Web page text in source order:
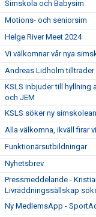
Simskola och Babysim
Motions- och seniorsim
Helge River Meet 2024
Vi välkomnar vår nya
Andreas Lidholm
KSLS inbjuder till hyllning
och JEM
KSLS söker ny
Alla välkomna, ikväll firar
Funktionärsutbildningar
Nyhetsbrev
Pressmeddelande -
Livräddningssällskap
Ny MedlemsApp -